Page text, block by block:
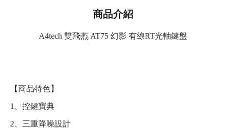
商品介紹
A4tech 雙飛燕 AT75 幻影 有線RT光軸鍵盤
【商品特色】
1、控鍵寶典
2、三重降噪設計